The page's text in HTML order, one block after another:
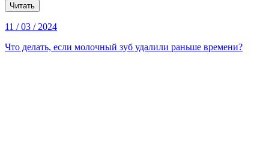
Читать
11 / 03 / 2024
Что делать, если молочный зуб удалили раньше времени?